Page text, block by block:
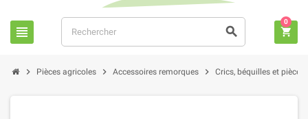
view_headline search shopping_cart
0
chevron_right Pièces agricoles chevron_right Accessoires remorques chevron_right Crics, béquilles et pièces